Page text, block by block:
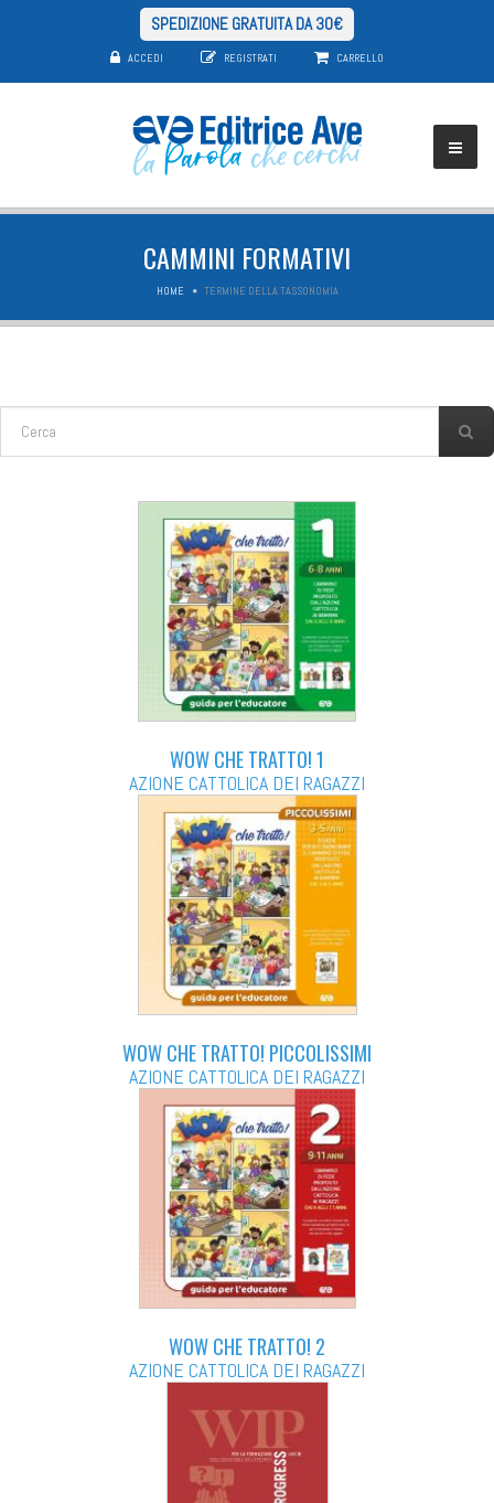
SPEDIZIONE GRATUITA DA 30€
ACCEDI REGISTRATI CARRELLO
CAMMINI FORMATIVI
HOME TERMINE DELLA TASSONOMIA
FORM DI RICERCA
WOW CHE TRATTO! 1
AZIONE CATTOLICA DEI RAGAZZI
WOW CHE TRATTO! PICCOLISSIMI
AZIONE CATTOLICA DEI RAGAZZI
WOW CHE TRATTO! 2
AZIONE CATTOLICA DEI RAGAZZI